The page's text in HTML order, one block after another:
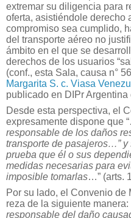
extremar su diligencia para
oferta, asistiéndole derecho
compromiso sea cumplido,
del transporte aéreo no
ámbito en el que se
derechos de los usuarios
(conf., esta Sala, causa n°
Margarita S. c. Viasa
publicado en DIPr Argentina
Desde esta perspectiva, el
expresamente dispone que
responsable de los daños
transporte de pasajeros…”
prueba que él o sus
medidas necesarias para
imposible tomarlas…” (arts.
Por su lado, el Convenio de
reza de la siguiente manera:
responsable del daño